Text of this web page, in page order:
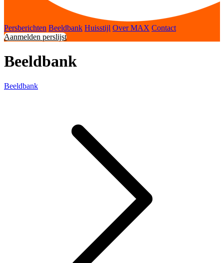
Persberichten Beeldbank Huisstijl Over MAX Contact
Aanmelden perslijst
Beeldbank
Beeldbank